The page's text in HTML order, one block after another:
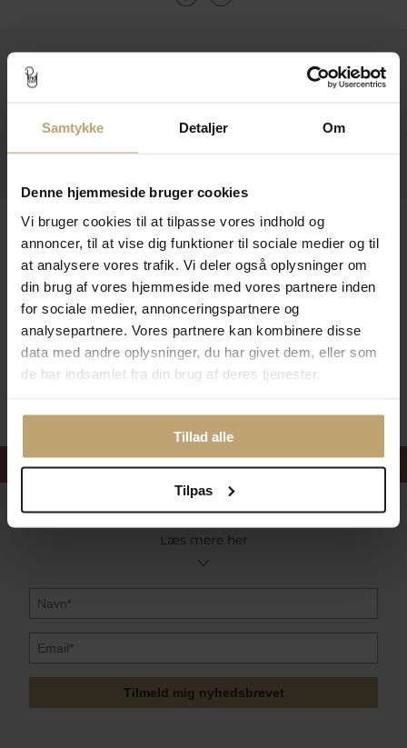
Samtykke Detaljer Om
Denne hjemmeside bruger cookies
Vi bruger cookies til at tilpasse vores indhold og
annoncer, til at vise dig funktioner til sociale medier og til
at analysere vores trafik. Vi deler også oplysninger om
din brug af vores hjemmeside med vores partnere inden
for sociale medier, annonceringspartnere og
analysepartnere. Vores partnere kan kombinere disse
data med andre oplysninger, du har givet dem, eller som
de har indsamlet fra din brug af deres tjenester.
Tillad alle
Tilpas
Information
Leveringsmuligheder
Betalingsmuligheder
Sikker Og Tryg E-Handel
Få 15%velkomstrabat
Følg med i vores nyhedsbrev
Læs mere her
Tilmeld mig nyhedsbrevet